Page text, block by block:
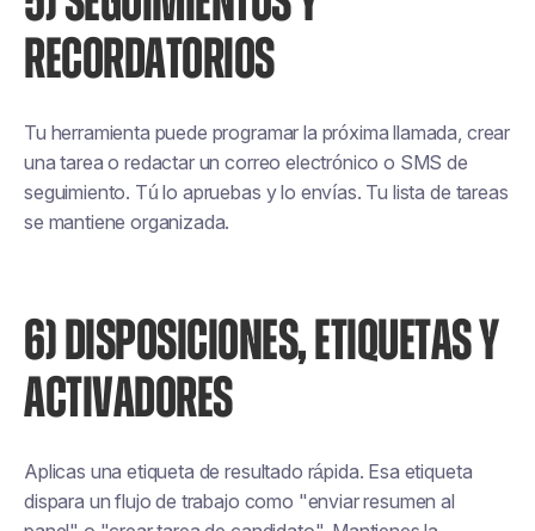
RECORDATORIOS
Tu herramienta puede programar la próxima llamada, crear
una tarea o redactar un correo electrónico o SMS de
seguimiento. Tú lo apruebas y lo envías. Tu lista de tareas
se mantiene organizada.
6) DISPOSICIONES, ETIQUETAS Y
ACTIVADORES
Aplicas una etiqueta de resultado rápida. Esa etiqueta
dispara un flujo de trabajo como "enviar resumen al